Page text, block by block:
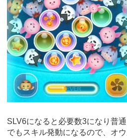
SLV6になると必要数3になり普
でもスキル発動になるので、オ